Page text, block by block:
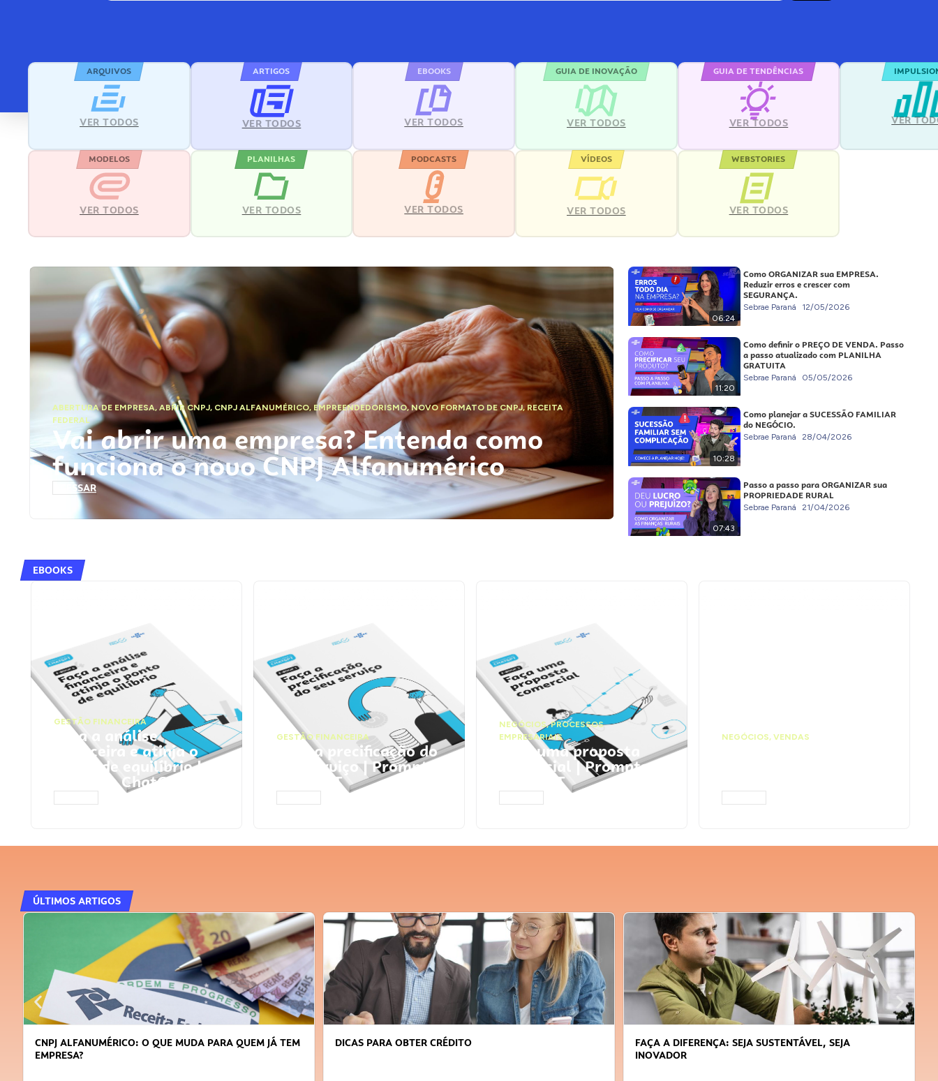
ARQUIVOS
VER TODOS
ARTIGOS
VER TODOS
EBOOKS
VER TODOS
GUIA DE INOVAÇÃO
VER TODOS
GUIA DE TENDÊNCIAS
VER TODOS VER
MODELOS
VER TODOS
PLANILHAS
VER TODOS
PODCASTS
VER TODOS
VÍDEOS
VER TODOS
WEBSTORIES
VER TODOS
ABERTURA DE EMPRESA,ABRIR CNPJ, CNPJ ALFANUMÉRICO, EMPREENDEDORISMO,NOVO FORMATO DE CNPJ,RECEITA
FEDERAL
Vai abrir uma empresa? Entenda como
funciona o novo CNPJ Alfanumérico
ACESSAR
06:24
Como ORGANIZAR sua EMPRESA.
Reduzir erros e crescer com
SEGURANÇA.
Sebrae Paraná 12/05/2026
11:20
Como definir o PREÇO DE VENDA. Passo
a passo atualizado com PLANILHA
GRATUITA
Sebrae Paraná 05/05/2026
10:28
Como planejar a SUCESSÃO FAMILIAR
do NEGÓCIO.
Sebrae Paraná 28/04/2026
07:43
Passo a passo para ORGANIZAR sua
PROPRIEDADE RURAL
Sebrae Paraná 21/04/2026
EBOOKS
GESTÃO FINANCEIRA
Faça a análise
financeira e atinja o
ponto de equilíbrio |
Prompts ChatGPT
GESTÃO FINANCEIRA
Faça a precificação do
seu serviço | Prompts
ChatGPT
NEGÓCIOS,PROCESSOS
EMPRESARIAIS
Faça uma proposta
comercial | Prompts
ChatGPT
NEGÓCIOS, VENDAS
ÚLTIMOS ARTIGOS
DICAS PARA OBTER CRÉDITO
FAÇA A DIFERENÇA: SEJA SUSTENTÁVEL, SEJA
APRENDA A GERENCIAR O SEU TEMPO